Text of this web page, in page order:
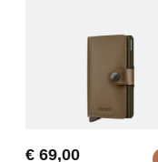
€ 69,00